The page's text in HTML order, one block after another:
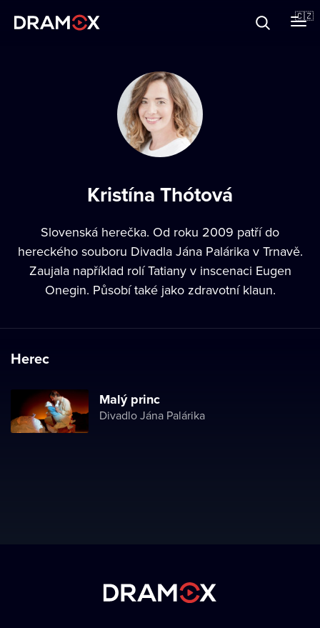
🇨🇿
Kristína Thótová
Slovenská herečka. Od roku 2009 patří do
hereckého souboru Divadla Jána Palárika v Trnavě.
Zaujala například rolí Tatiany v inscenaci Eugen
Onegin. Působí také jako zdravotní klaun.
Herec
Malý princ
Divadlo Jána Palárika